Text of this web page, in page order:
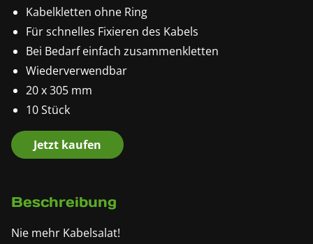
Kabelkletten ohne Ring
Für schnelles Fixieren des Kabels
Bei Bedarf einfach zusammenkletten
Wiederverwendbar
20 x 305 mm
10 Stück
Jetzt kaufen
Beschreibung
Nie mehr Kabelsalat!